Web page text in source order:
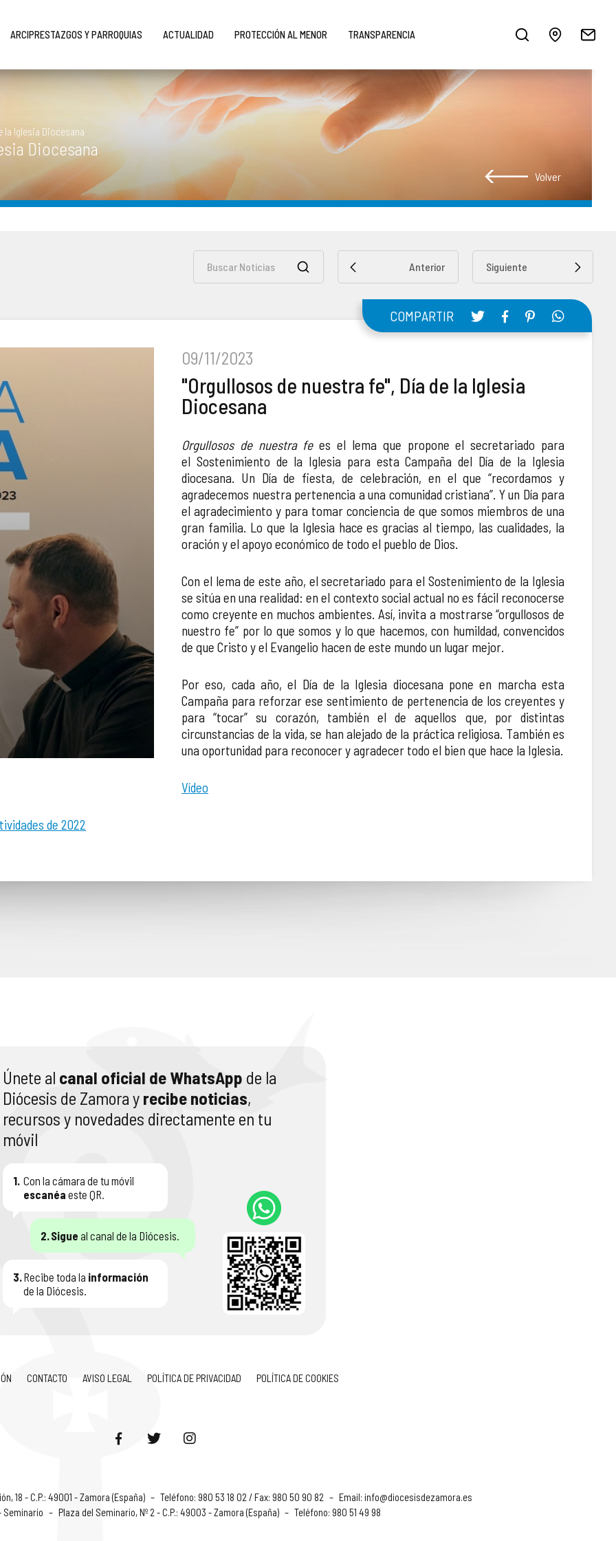
ARCIPRESTAZGOS Y PARROQUIAS ACTUALIDAD PROTECCIÓN AL MENOR TRANSPARENCIA
la Iglesia Diocesana
Diocesana
Volver
Anterior Siguiente
09/11/2023
COMPARTIR
"Orgullosos de nuestra fe", Día de la Iglesia
Diocesana
Orgullosos de nuestra fees el lema que propone el secretariado para
el Sostenimiento de la Iglesia para esta Campaña del Día de la Iglesia
diocesana. Un Día de fiesta, de celebración, en el que “recordamos y
agradecemos nuestra pertenencia a una comunidad cristiana”. Y un Día para
el agradecimiento y para tomar conciencia de que somos miembros de una
gran familia. Lo que la Iglesia hace es gracias al tiempo, las cualidades, la
oración y el apoyo económico de todo el pueblo de Dios.
Con el lema de este año, el secretariado para el Sostenimiento de la Iglesia
se sitúa en una realidad: en el contexto social actual no es fácil reconocerse
como creyente en muchos ambientes. Así, invita a mostrarse “orgullosos de
nuestro fe” por lo que somos y lo que hacemos, con humildad, convencidos
de que Cristo y el Evangelio hacen de este mundo un lugar mejor.
Por eso, cada año, el Día de la Iglesia diocesana pone en marcha esta
Campaña para reforzar ese sentimiento de pertenencia de los creyentes y
para “tocar” su corazón, también el de aquellos que, por distintas
circunstancias de la vida, se han alejado de la práctica religiosa. También es
una oportunidad para reconocer y agradecer todo el bien que hace la Iglesia.
Vídeo
de 2022
Únete al canal oficial de WhatsApp de la
Diócesis de Zamora y recibe noticias,
recursos y novedades directamente en tu
móvil
1. Con la cámara de tu móvil
escanéa este QR.
2.Sigue al canal de la Diócesis.
3.Recibe toda la información
de la Diócesis.
CONTACTO AVISO LEGAL POLÍTICA DE PRIVACIDAD POLÍTICA DE COOKIES
18 - C.P.: 49001 - Zamora (España) – Teléfono: 980 53 18 02 / Fax: 980 50 90 82 – Email: info@diocesisdezamora.es
Seminario – Plaza del Seminario, Nº 2 - C.P.: 49003 - Zamora (España) – Teléfono: 980 51 49 98